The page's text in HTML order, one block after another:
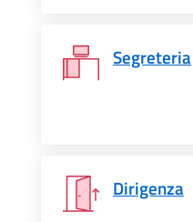
Segreteria
Dirigenza